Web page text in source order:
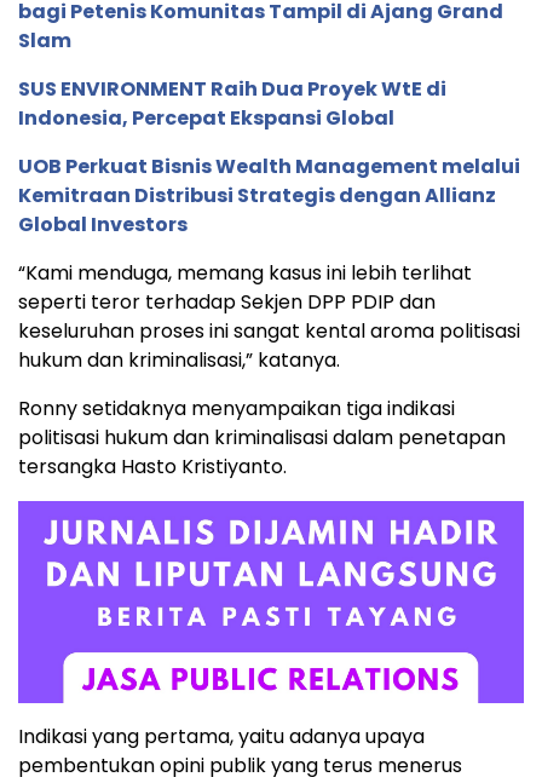
bagi Petenis Komunitas Tampil di Ajang Grand
Slam
SUS ENVIRONMENT Raih Dua Proyek WtE di
Indonesia, Percepat Ekspansi Global
UOB Perkuat Bisnis Wealth Management melalui
Kemitraan Distribusi Strategis dengan Allianz
Global Investors
“Kami menduga, memang kasus ini lebih terlihat
seperti teror terhadap Sekjen DPP PDIP dan
keseluruhan proses ini sangat kental aroma politisasi
hukum dan kriminalisasi,” katanya.
Ronny setidaknya menyampaikan tiga indikasi
politisasi hukum dan kriminalisasi dalam penetapan
tersangka Hasto Kristiyanto.
Indikasi yang pertama, yaitu adanya upaya
pembentukan opini publik yang terus menerus